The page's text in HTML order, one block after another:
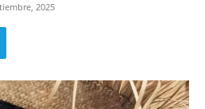
2025